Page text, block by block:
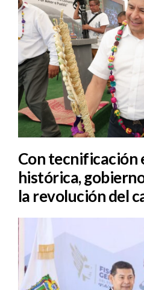
Con tecnificación
histórica,
la revolución del